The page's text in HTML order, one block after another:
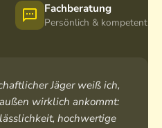
Fachberatung
Persönlich & kompetent
Jäger weiß ich,
wirklich ankommt:
hochwertige